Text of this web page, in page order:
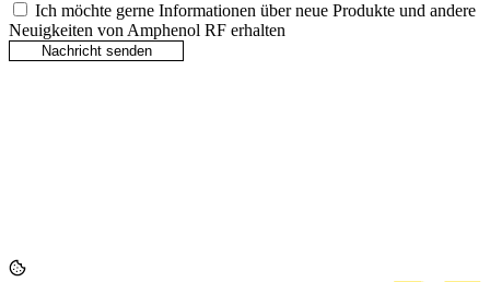
Ich möchte gerne Informationen über neue Produkte und andere
Neuigkeiten von Amphenol RF erhalten